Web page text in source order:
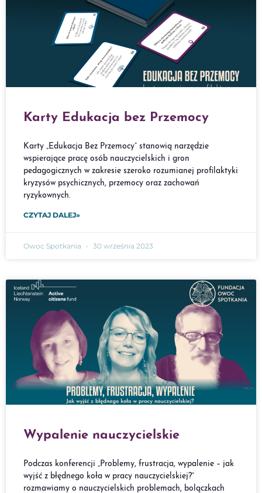
Karty Edukacja bez Przemocy
Karty „Edukacja Bez Przemocy” stanowią narzędzie
wspierające pracę osób nauczycielskich i gron
pedagogicznych w zakresie szeroko rozumianej profilaktyki
kryzysów psychicznych, przemocy oraz zachowań
ryzykownych.
CZYTAJ DALEJ»
Owoc Spotkania 30 września 2023
Wypalenie nauczycielskie
Podczas konferencji „Problemy, frustracja, wypalenie – jak
wyjść z błędnego koła w pracy nauczycielskiej?”
rozmawiamy o nauczycielskich problemach, bolączkach